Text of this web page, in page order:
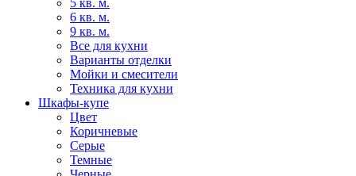
5 кв. м.
6 кв. м.
9 кв. м.
Все для кухни
Варианты отделки
Мойки и смесители
Техника для кухни
Шкафы-купе
Цвет
Коричневые
Серые
Темные